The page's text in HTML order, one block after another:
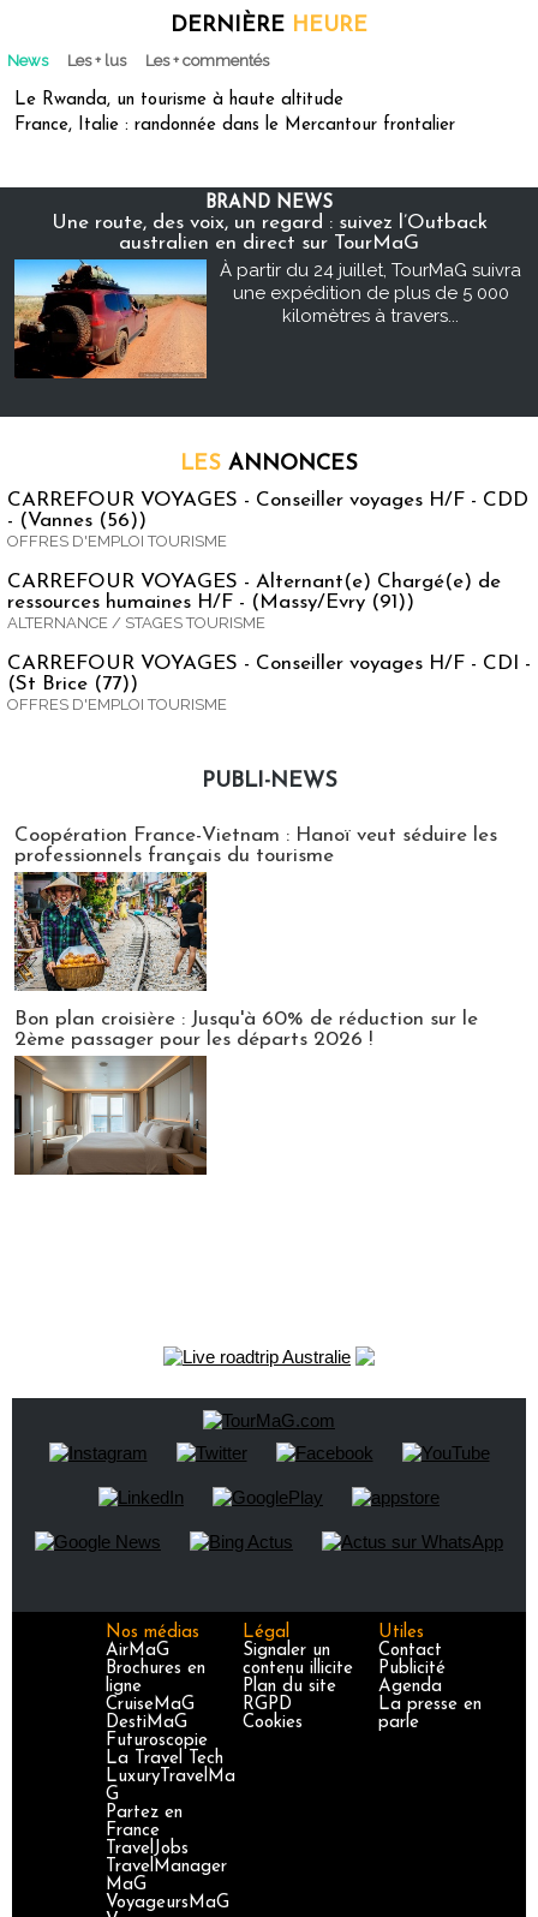
DERNIÈRE HEURE
News Les + lus Les + commentés
Le Rwanda, un tourisme à haute altitude
France, Italie : randonnée dans le Mercantour frontalier
BRAND NEWS
Une route, des voix, un regard : suivez l’Outback
australien en direct sur TourMaG
À partir du 24 juillet, TourMaG suivra
une expédition de plus de 5 000
kilomètres à travers...
LES ANNONCES
CARREFOUR VOYAGES - Conseiller voyages H/F - CDD
- (Vannes (56))
OFFRES D'EMPLOI TOURISME
CARREFOUR VOYAGES - Alternant(e) Chargé(e) de
ressources humaines H/F - (Massy/Evry (91))
ALTERNANCE / STAGES TOURISME
CARREFOUR VOYAGES - Conseiller voyages H/F - CDI -
(St Brice (77))
OFFRES D'EMPLOI TOURISME
PUBLI-NEWS
Coopération France-Vietnam : Hanoï veut séduire les
professionnels français du tourisme
Bon plan croisière : Jusqu'à 60% de réduction sur le
2ème passager pour les départs 2026 !
Nos médias
AirMaG
Brochures en
ligne
CruiseMaG
DestiMaG
Futuroscopie
La Travel Tech
LuxuryTravelMa
G
Partez en
France
TravelJobs
TravelManager
MaG
VoyageursMaG
Légal
Signaler un
contenu illicite
Plan du site
RGPD
Cookies
Utiles
Contact
Publicité
Agenda
La presse en
parle